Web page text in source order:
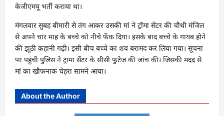
केजीएमयू भर्ती कराया था।
मंगलवार सुबह बीमारी से तंग आकर उसकी मां ने ट्रॉमा सेंटर की चौथी मंजिल
से अपने चार माह के बच्‍चे को नीचे फेंक दिया। इसके बाद बच्चे के गायब होने
की झूठी कहानी गढ़ी। इसी बीच बच्‍चे का शव बरामद कर लिया गया। सूचना
पर पहुंची पुलिस ने ट्रामा सेंटर के सीसी फुटेज की जांच की। जिसकी मदद से
मां का खौफनाक चेहरा सामने आया।
About the Author